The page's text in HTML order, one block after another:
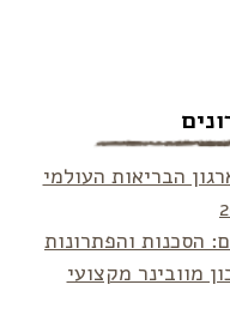
הבריאות העולמי
הסכנות והפתרונות
מוובינר מקצועי